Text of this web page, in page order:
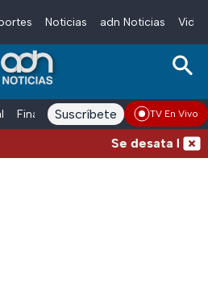
Noticias adn Noticias
Finanzas adn Noticias Radio
Suscríbete TV En Vivo
Se desata